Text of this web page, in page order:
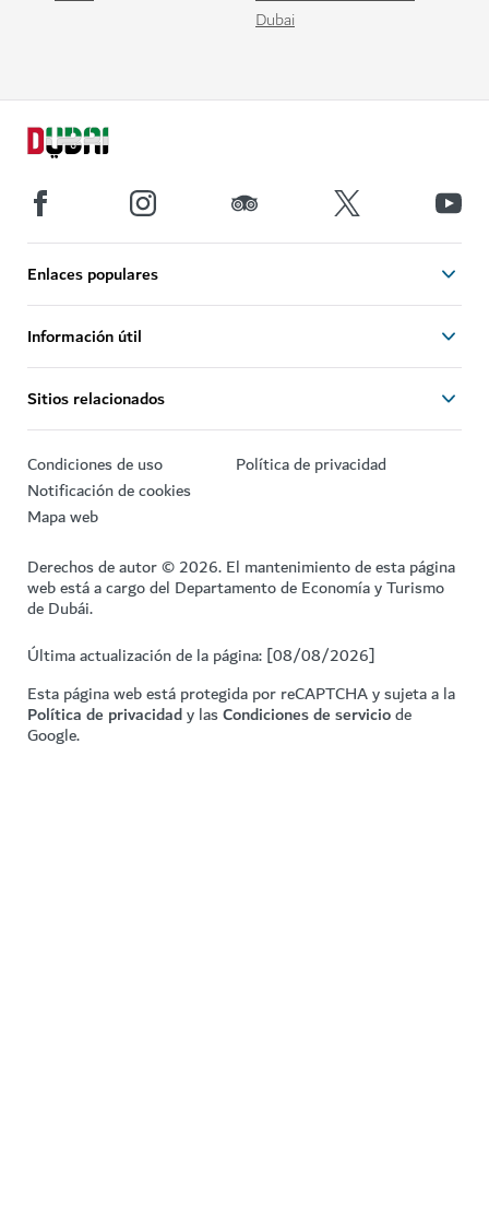
Dubai
Enlaces populares
Información útil
Sitios relacionados
Condiciones de uso
Política de privacidad
Notificación de cookies
Mapa web
Derechos de autor © 2026. El mantenimiento de esta página
web está a cargo del Departamento de Economía y Turismo
de Dubái.
Última actualización de la página: [08/08/2026]
Esta página web está protegida por reCAPTCHA y sujeta a la
Política de privacidady lasCondiciones de serviciode
Google.